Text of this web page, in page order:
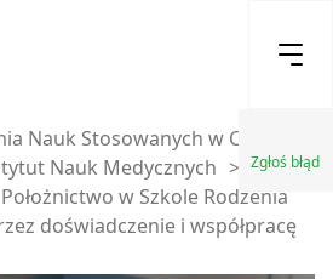
Zgłoś błąd
Nauk Stosowanych w Chełmie
Nauk Medycznych >
w Szkole Rodzenia
doświadczenie i współpracę